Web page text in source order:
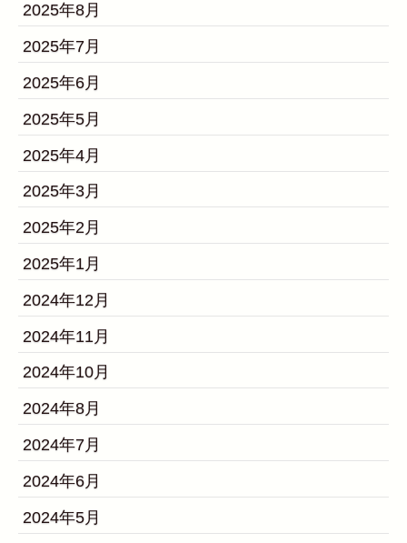
2025年8月
2025年7月
2025年6月
2025年5月
2025年4月
2025年3月
2025年2月
2025年1月
2024年12月
2024年11月
2024年10月
2024年8月
2024年7月
2024年6月
2024年5月